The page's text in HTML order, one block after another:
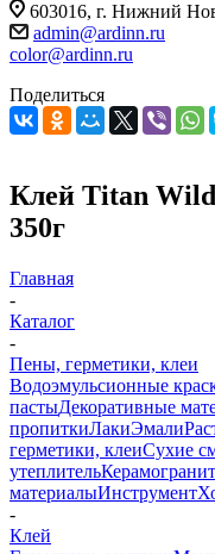
603016, г. Нижний
admin@ardinn.ru
color@ardinn.ru
Поделиться
Клей Titan
350г
Главная
-
Каталог
-
Пены, герметики, клеи
Водоэмульсионные
пастыДекоративные
пропиткиЛакиЭмали
герметики, клеиСухие
утеплительКерамогранит
материалыИнструмент
-
Клей